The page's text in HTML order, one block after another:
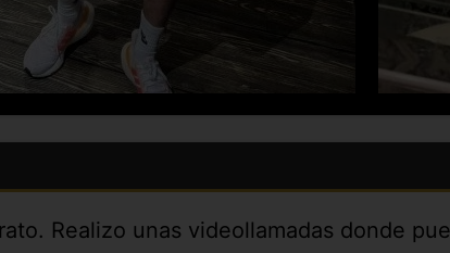
Realizo unas videollamadas donde